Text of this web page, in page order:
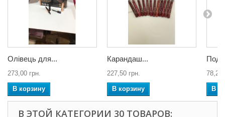
Олівець для...
273,00 грн.
В корзину
Карандаш...
227,50 грн.
В корзину
78,26
В
В ЭТОЙ КАТЕГОРИИ 30 ТОВАРОВ: